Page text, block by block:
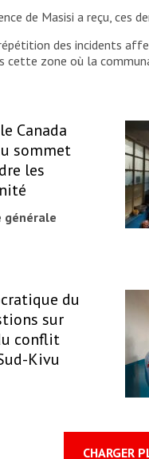
de Masisi a reçu, ces
des incidents
zone où la
Canada
sommet
les
générale
du
sur
conflit
Kivu
CHARGER